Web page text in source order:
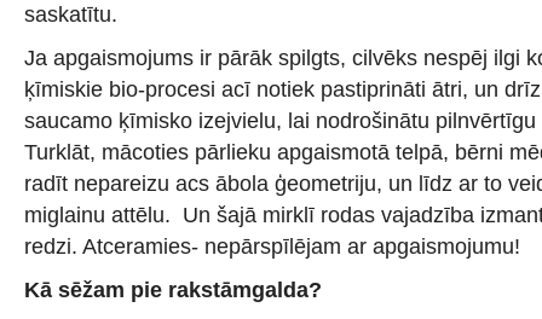
saskatītu.
Ja apgaismojums ir pārāk spilgts, cilvēks nespēj ilgi
ķīmiskie bio-procesi acī notiek pastiprināti ātri, un
saucamo ķīmisko izejvielu, lai nodrošinātu
Turklāt, mācoties pārlieku apgaismotā telpā, bērni
radīt nepareizu acs ābola ģeometriju, un līdz ar to
miglainu attēlu. Un šajā mirklī rodas vajadzība
redzi. Atceramies- nepārspīlējam ar apgaismojumu!
Kā sēžam pie rakstāmgalda?